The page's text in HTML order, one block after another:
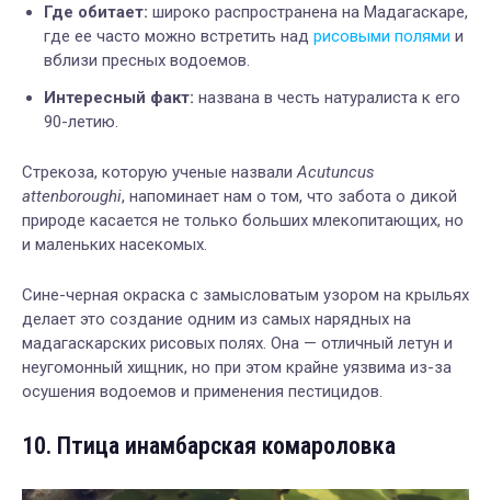
Где обитает: широко распространена на Мадагаскаре,
где ее часто можно встретить над рисовыми полями и
вблизи пресных водоемов.
Интересный факт: названа в честь натуралиста к его
90-летию.
Стрекоза, которую ученые назвалиAcutuncus
attenboroughi, напоминает нам о том, что забота о дикой
природе касается не только больших млекопитающих, но
и маленьких насекомых.
Сине-черная окраска с замысловатым узором на крыльях
делает это создание одним из самых нарядных на
мадагаскарских рисовых полях. Она — отличный летун и
неугомонный хищник, но при этом крайне уязвима из-за
осушения водоемов и применения пестицидов.
10. Птица инамбарская комароловка